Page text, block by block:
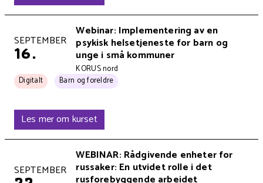
Kursets overskrift
Webinar: Implementering av en
psykisk helsetjeneste for barn og
unge i små kommuner
Kursets arrangør er
KORUS nord
Kurset holdes på
SEPTEMBER
16.
Kurset arrangeres
Digitalt Kurset har 1 tema kategorier:
Barn og foreldre
Les mer om kurset
Kursets overskrift
WEBINAR: Rådgivende enheter for
russaker: En utvidet rolle i det
rusforebyggende arbeidet
Kurset holdes på
SEPTEMBER